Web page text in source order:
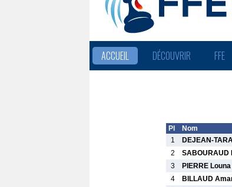
ACCUEIL DÉCOUVRIR FFE
Pl Nom
1
DEJEAN-
2
SABOURAUD
3
PIERRE Louna
4
BILLAUD